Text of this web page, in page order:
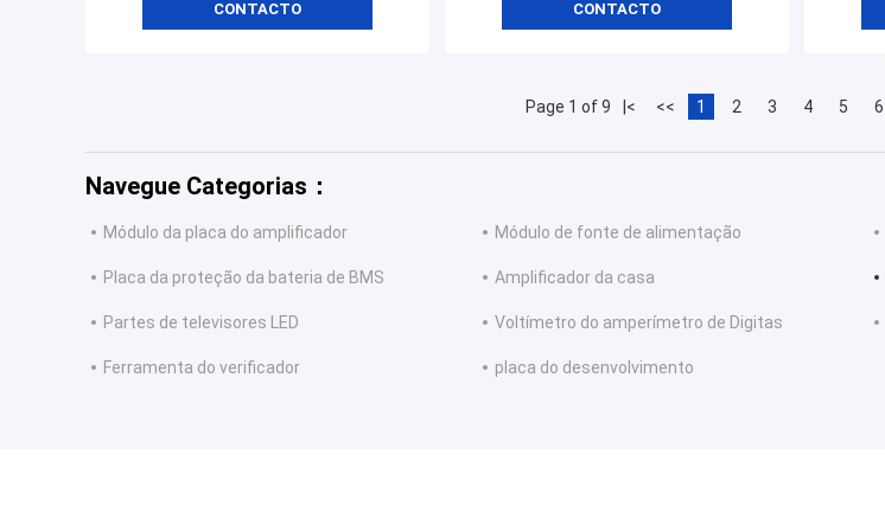
CONTACTO CONTACTO
Page 1 of 9 |< << 1 2 3 4 5 6
Navegue Categorias：
Módulo da placa do amplificador Módulo de fonte de alimentação
Placa da proteção da bateria de BMS Amplificador da casa
Partes de televisores LED Voltímetro do amperímetro de Digitas
Ferramenta do verificador placa do desenvolvimento